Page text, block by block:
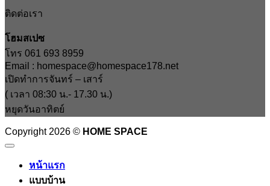
ติดต่อเรา
โฮมสเปซ
โทร 061 693 8959
Email : homespace@homespace178.net
เปิดทำการจันทร์ – เสาร์
( เวลา 08:30 น.- 17.30 น.)
หยุดวันอาทิตย์
Copyright 2026 © HOME SPACE
หน้าแรก
แบบบ้าน